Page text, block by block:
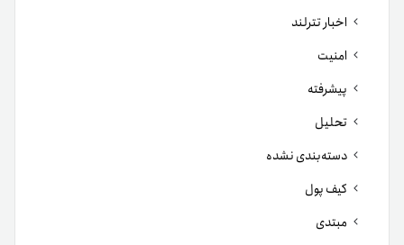
اخبار تترلند
امنیت
پیشرفته
تحلیل
دسته‌بندی نشده
کیف پول
مبتدی